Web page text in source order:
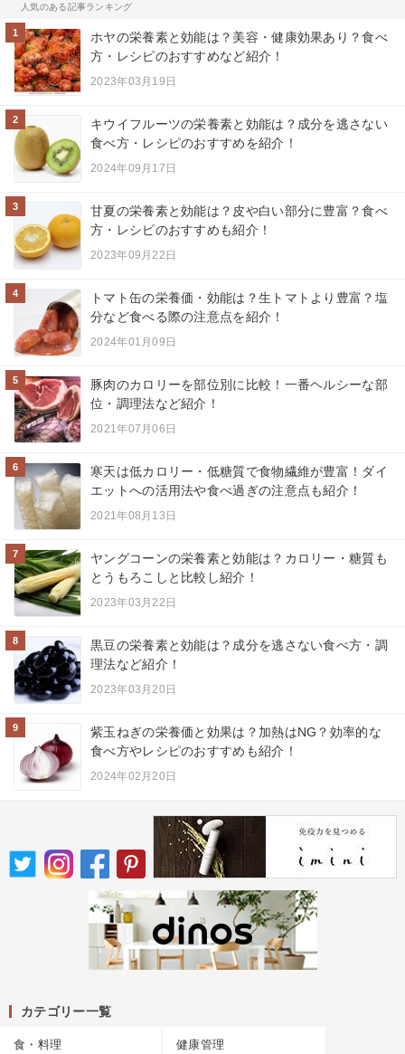
人気のある記事ランキング
1
ホヤの栄養素と効能は？美容・健康効果あり？食べ
方・レシピのおすすめなど紹介！
2023年03月19日
2
キウイフルーツの栄養素と効能は？成分を逃さない
食べ方・レシピのおすすめを紹介！
2024年09月17日
3
甘夏の栄養素と効能は？皮や白い部分に豊富？食べ
方・レシピのおすすめも紹介！
2023年09月22日
4
トマト缶の栄養価・効能は？生トマトより豊富？塩
分など食べる際の注意点を紹介！
2024年01月09日
5
豚肉のカロリーを部位別に比較！一番ヘルシーな部
位・調理法など紹介！
2021年07月06日
6
寒天は低カロリー・低糖質で食物繊維が豊富！ダイ
エットへの活用法や食べ過ぎの注意点も紹介！
2021年08月13日
7
ヤングコーンの栄養素と効能は？カロリー・糖質も
とうもろこしと比較し紹介！
2023年03月22日
8
黒豆の栄養素と効能は？成分を逃さない食べ方・調
理法など紹介！
2023年03月20日
9
紫玉ねぎの栄養価と効果は？加熱はNG？効率的な
食べ方やレシピのおすすめも紹介！
2024年02月20日
カテゴリー一覧
食・料理 健康管理